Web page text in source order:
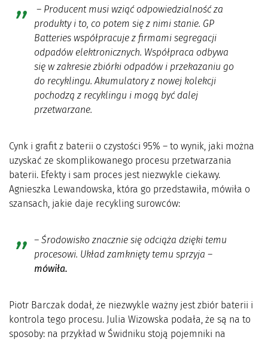
– Producent musi wziąć odpowiedzialność za
produkty i to, co potem się z nimi stanie. GP
Batteries współpracuje z firmami segregacji
odpadów elektronicznych. Współpraca odbywa
się w zakresie zbiórki odpadów i przekazaniu go
do recyklingu. Akumulatory z nowej kolekcji
pochodzą z recyklingu i mogą być dalej
przetwarzane.
Cynk i grafit z baterii o czystości 95% – to wynik, jaki można
uzyskać ze skomplikowanego procesu przetwarzania
baterii. Efekty i sam proces jest niezwykle ciekawy.
Agnieszka Lewandowska, która go przedstawiła, mówiła o
szansach, jakie daje recykling surowców:
– Środowisko znacznie się odciąża dzięki temu
procesowi. Układ zamknięty temu sprzyja –
mówiła.
Piotr Barczak dodał, że niezwykle ważny jest zbiór baterii i
kontrola tego procesu. Julia Wizowska podała, że są na to
sposoby: na przykład w Świdniku stoją pojemniki na